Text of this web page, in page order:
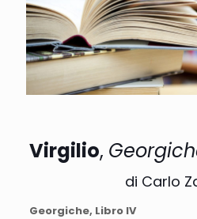
Virgilio,
di Carlo
Georgiche, Libro IV